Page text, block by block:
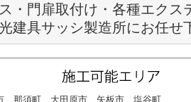
・門扉取付け・各種エクス
建具サッシ製造所にお任せ
、那須町、大田原市、矢板市、塩谷町